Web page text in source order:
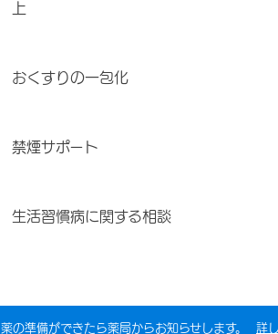
上
おくすりの一包化
禁煙サポート
生活習慣病に関する相談
の準備ができたら薬局からお知らせします。 詳